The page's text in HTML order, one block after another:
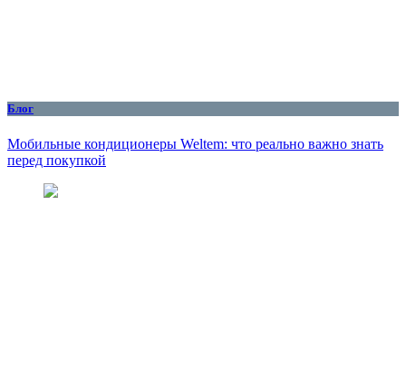
Блог
Мобильные кондиционеры Weltem: что реально важно знать
перед покупкой